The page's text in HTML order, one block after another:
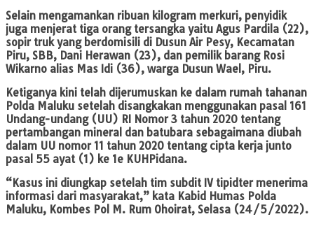
Selain mengamankan ribuan kilogram merkuri, penyidik
juga menjerat tiga orang tersangka yaitu Agus Pardila (22),
sopir truk yang berdomisili di Dusun Air Pesy, Kecamatan
Piru, SBB, Dani Herawan (23), dan pemilik barang Rosi
Wikarno alias Mas Idi (36), warga Dusun Wael, Piru.
Ketiganya kini telah dijerumuskan ke dalam rumah tahanan
Polda Maluku setelah disangkakan menggunakan pasal 161
Undang-undang (UU) RI Nomor 3 tahun 2020 tentang
pertambangan mineral dan batubara sebagaimana diubah
dalam UU nomor 11 tahun 2020 tentang cipta kerja junto
pasal 55 ayat (1) ke 1e KUHPidana.
“Kasus ini diungkap setelah tim subdit IV tipidter menerima
informasi dari masyarakat,” kata Kabid Humas Polda
Maluku, Kombes Pol M. Rum Ohoirat, Selasa (24/5/2022).